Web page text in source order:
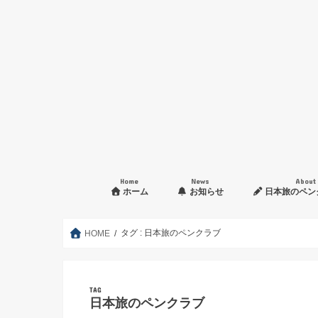
Home
ホーム
News
お知らせ
About
日本旅のペ
HOME タグ : 日本旅のペンクラブ
TAG
日本旅のペンクラブ